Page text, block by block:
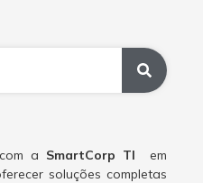
a SmartCorp TI em
soluções completas